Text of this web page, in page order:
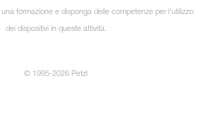
formazione e disponga delle competenze per l’utilizzo
dei dispositivi in queste attività.
© 1995-2026 Petzl